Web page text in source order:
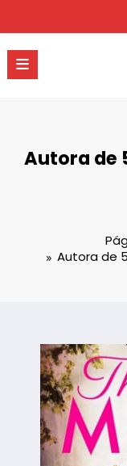
o
conteúdo
Autora de
Autora de